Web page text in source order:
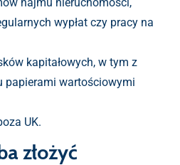
wypłat czy pracy na
kapitałowych, w tym z
papierami wartościowymi
UK.
złożyć